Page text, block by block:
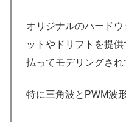
オリジナルのハード
ットやドリフトを提
払ってモデリングされ
特に三角波とPWM波